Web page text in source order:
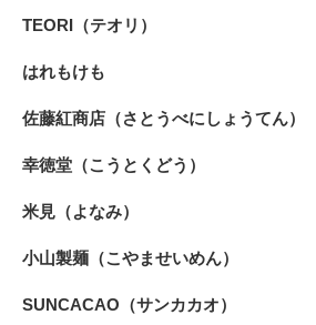
TEORI（テオリ）
はれもけも
佐藤紅商店（さとうべにしょうてん）
幸徳堂（こうとくどう）
米見（よなみ）
小山製麺（こやませいめん）
SUNCACAO（サンカカオ）